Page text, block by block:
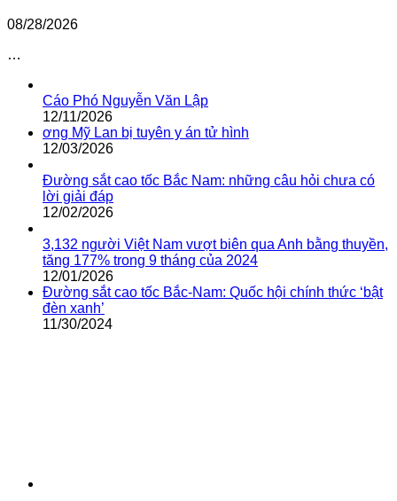
08/28/2026
…
Cáo Phó Nguyễn Văn Lập
12/11/2026
ơng Mỹ Lan bị tuyên y án tử hình
12/03/2026
Đường sắt cao tốc Bắc Nam: những câu hỏi chưa có
lời giải đáp
12/02/2026
3,132 người Việt Nam vượt biên qua Anh bằng thuyền,
tăng 177% trong 9 tháng của 2024
12/01/2026
Đường sắt cao tốc Bắc-Nam: Quốc hội chính thức ‘bật
đèn xanh’
11/30/2024